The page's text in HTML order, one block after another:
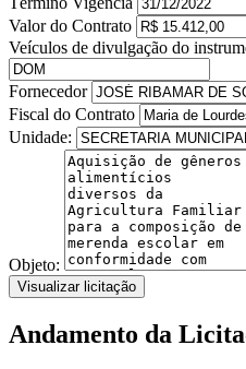
Valor do Contrato
Veículos de divulgação do
Fornecedor
Fiscal do Contrato
Unidade:
Objeto:
Visualizar licitação
Andamento da